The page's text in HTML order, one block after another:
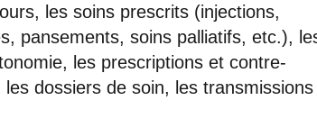
les soins prescrits (injections,
pansements, soins palliatifs, etc.),
les prescriptions et contre-
dossiers de soin, les transmissions